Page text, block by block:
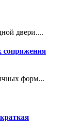
двери....
сопряжения
форм...